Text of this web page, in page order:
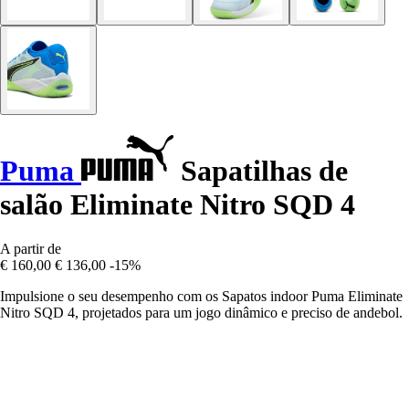
Puma
Sapatilhas de
salão Eliminate Nitro SQD 4
A partir de
€ 160,00 € 136,00 -15%
Impulsione o seu desempenho com os Sapatos indoor Puma Eliminate
Nitro SQD 4, projetados para um jogo dinâmico e preciso de andebol.